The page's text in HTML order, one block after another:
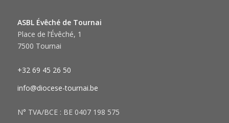
ASBL Évêché de Tournai
Place de l’Évêché, 1
7500 Tournai
+32 69 45 26 50
info@diocese-tournai.be
N° TVA/BCE : BE 0407 198 575